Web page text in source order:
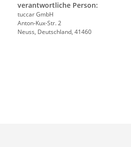
verantwortliche Person:
tuccar GmbH
Anton-Kux-Str. 2
Neuss, Deutschland, 41460